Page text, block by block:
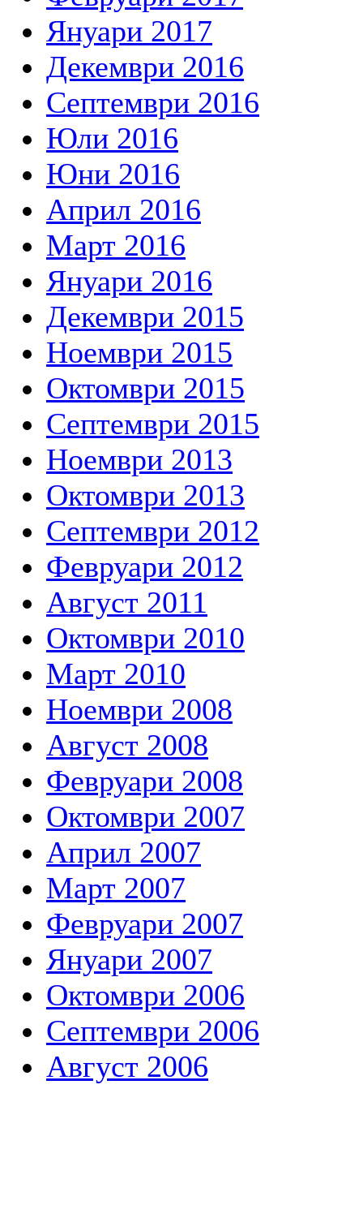
Януари 2017
Декември 2016
Септември 2016
Юли 2016
Юни 2016
Април 2016
Март 2016
Януари 2016
Декември 2015
Ноември 2015
Октомври 2015
Септември 2015
Ноември 2013
Октомври 2013
Септември 2012
Февруари 2012
Август 2011
Октомври 2010
Март 2010
Ноември 2008
Август 2008
Февруари 2008
Октомври 2007
Април 2007
Март 2007
Февруари 2007
Януари 2007
Октомври 2006
Септември 2006
Август 2006